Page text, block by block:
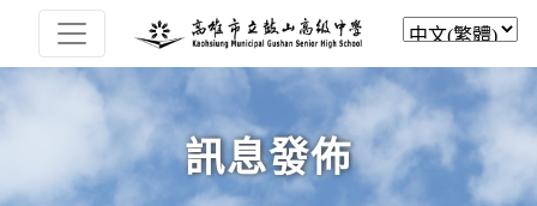
訊息發佈